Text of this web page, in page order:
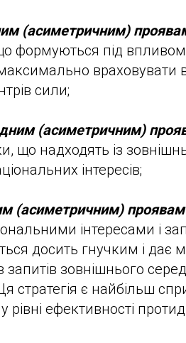
(асиметричним)
формуються під впливом
враховувати
сили;
(асиметричним)
що надходять із
інтересів;
(асиметричним) проявам
інтересами і
досить гнучким і дає
запитів зовнішнього
стратегія є найбільш
ефективності